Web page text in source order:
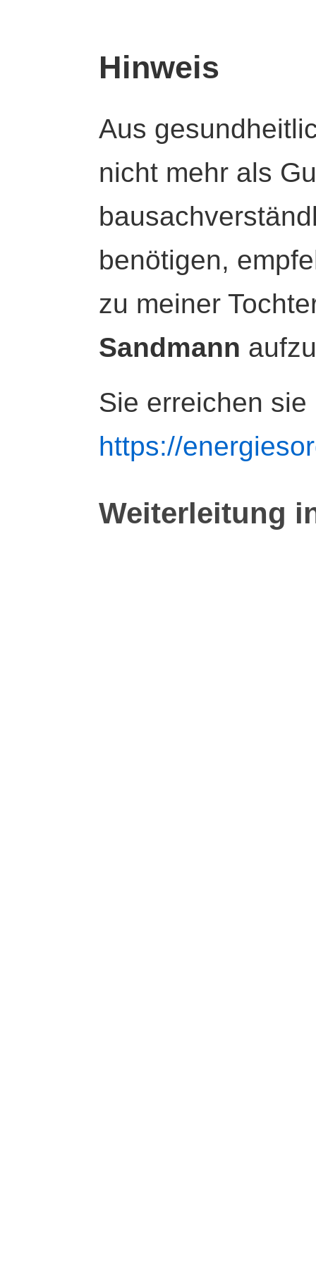
Hinweis
Aus
nicht mehr als
benötigen,
zu meiner
Sandmann
Sie erreichen sie
https://
Weiterleitung